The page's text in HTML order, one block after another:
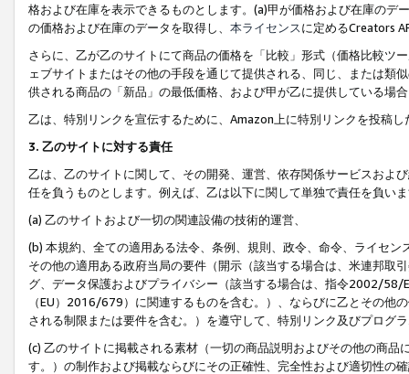
格および在庫を表示できるものとします。(a)甲が価格および在庫の
の価格および在庫のデータを取得し、 本ライセンスに定めるCreators
さらに、乙が乙のサイトにて商品の価格を「比較」形式（価格比較ツ
ェブサイトまたはその他の手段を通じて提供される、同じ、または類
供される商品の「新品」の最低価格、および甲が乙に提供している場
乙は、特別リンクを宣伝するために、Amazon上に特別リンクを投稿
3. 乙のサイトに対する責任
乙は、乙のサイトに関して、その開発、運営、依存関係サービスおよ
任を負うものとします。例えば、乙は以下に関して単独で責任を負い
(a) 乙のサイトおよび一切の関連設備の技術的運営、
(b) 本規約、全ての適用ある法令、条例、規則、政令、命令、ライセ
その他の適用ある政府当局の要件（開示（該当する場合は、米連邦取
グ、データ保護およびプライバシー（該当する場合は、指令2002/58/
（EU）2016/679）に関連するものを含む。）、ならびに乙とその他
される制限または要件を含む。）を遵守して、特別リンク及びプログ
(c) 乙のサイトに掲載される素材（一切の商品説明およびその他の商
す。）の制作および掲載ならびにその正確性、完全性および適切性の